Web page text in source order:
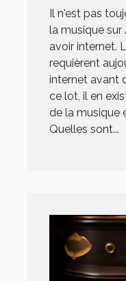
Il n'est pas
la musique sur
avoir internet.
requièrent
internet avant
ce lot, il en
de la musique
Quelles sont...